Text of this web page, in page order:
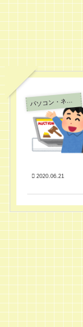
パ
ソコン・ネット
2020.06.21